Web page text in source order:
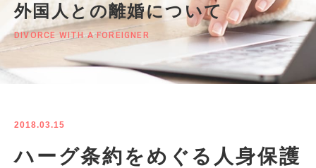
外国人との離婚について
DIVORCE WITH A FOREIGNER
2018.03.15
ハーグ条約をめぐる人身保護